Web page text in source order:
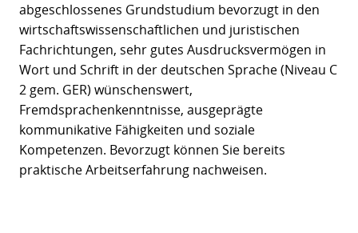
abgeschlossenes Grundstudium bevorzugt in den
wirtschaftswissenschaftlichen und juristischen
Fachrichtungen, sehr gutes Ausdrucksvermögen in
Wort und Schrift in der deutschen Sprache (Niveau C
2 gem. GER) wünschenswert,
Fremdsprachenkenntnisse, ausgeprägte
kommunikative Fähigkeiten und soziale
Kompetenzen. Bevorzugt können Sie bereits
praktische Arbeitserfahrung nachweisen.